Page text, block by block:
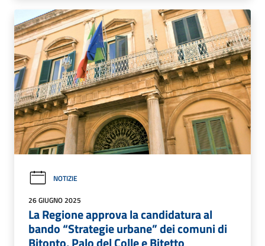
NOTIZIE
26 GIUGNO 2025
La Regione approva la candidatura al
bando “Strategie urbane” dei comuni di